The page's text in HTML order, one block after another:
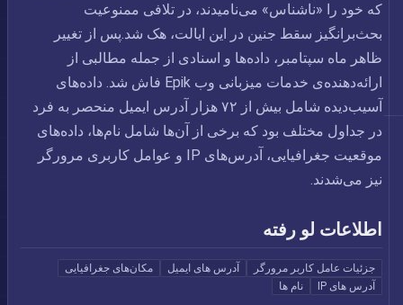
که خود را «ناشناس» می‌نامیدند، در تلافی ممنوعیت
بحث‌برانگیز سقط جنین در این ایالت، هک شد.پس از تغییر
ظاهر ماه سپتامبر، داده‌ها و اسنادی از جمله مطالبی از
ارائه‌دهنده‌ی خدمات میزبانی وب Epik فاش شد. داده‌های
آسیب‌دیده شامل بیش از ۷۲ هزار آدرس ایمیل منحصر به فرد
در جداول مختلف بود که برخی از آن‌ها شامل نام‌ها، داده‌های
موقعیت جغرافیایی، آدرس‌های IP و عوامل کاربری مرورگر
نیز می‌شدند.
اطلاعات لو رفته
جزئیات عامل کاربر مرورگر آدرس های ایمیل
مکان‌های جغرافیایی
آدرس های IP
نام ها